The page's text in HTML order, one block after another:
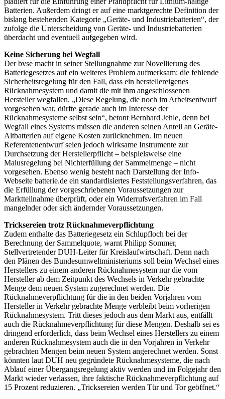
Batterien. Außerdem dringt er auf eine marktgerechte Definition der
bislang bestehenden Kategorie „Geräte- und Industriebatterien“, der
zufolge die Unterscheidung von Geräte- und Industriebatterien
überdacht und eventuell aufgegeben wird.
Keine Sicherung bei Wegfall
Der bvse macht in seiner Stellungnahme zur Novellierung des
Batteriegesetzes auf ein weiteres Problem aufmerksam: die fehlende
Sicherheitsregelung für den Fall, dass ein herstellereigenes
Rücknahmesystem und damit die mit ihm angeschlossenen
Hersteller wegfallen. „Diese Regelung, die noch im Arbeitsentwurf
vorgesehen war, dürfte gerade auch im Interesse der
Rücknahmesysteme selbst sein“, betont Bernhard Jehle, denn bei
Wegfall eines Systems müssen die anderen seinen Anteil an Geräte-
Altbatterien auf eigene Kosten zurücknehmen. Im neuen
Referentenentwurf seien jedoch wirksame Instrumente zur
Durchsetzung der Herstellerpflicht – beispielsweise eine
Malusregelung bei Nichterfüllung der Sammelmenge – nicht
vorgesehen. Ebenso wenig besteht nach Darstellung der Info-
Webseite batterie.de ein standardisiertes Feststellungsverfahren, das
die Erfüllung der vorgeschriebenen Voraussetzungen zur
Marktteilnahme überprüft, oder ein Widerrufsverfahren im Fall
mangelnder oder sich ändernder Voraussetzungen.
Tricksereien trotz Rücknahmeverpflichtung
Zudem enthalte das Batteriegesetz ein Schlupfloch bei der
Berechnung der Sammelquote, warnt Philipp Sommer,
Stellvertretender DUH-Leiter für Kreislaufwirtschaft. Denn nach
den Plänen des Bundesumweltministeriums soll beim Wechsel eines
Herstellers zu einem anderen Rücknahmesystem nur die vom
Hersteller ab dem Zeitpunkt des Wechsels in Verkehr gebrachte
Menge dem neuen System zugerechnet werden. Die
Rücknahmeverpflichtung für die in den beiden Vorjahren vom
Hersteller in Verkehr gebrachte Menge verbleibt beim vorherigen
Rücknahmesystem. Tritt dieses jedoch aus dem Markt aus, entfällt
auch die Rücknahmeverpflichtung für diese Mengen. Deshalb sei es
dringend erforderlich, dass beim Wechsel eines Herstellers zu einem
anderen Rücknahmesystem auch die in den Vorjahren in Verkehr
gebrachten Mengen beim neuen System angerechnet werden. Sonst
könnten laut DUH neu gegründete Rücknahmesysteme, die nach
Ablauf einer Übergangsregelung aktiv werden und im Folgejahr den
Markt wieder verlassen, ihre faktische Rücknahmeverpflichtung auf
15 Prozent reduzieren. „Tricksereien werden Tür und Tor geöffnet.“